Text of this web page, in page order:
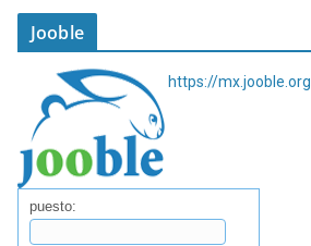
Jooble
https://mx.jooble.org
puesto: